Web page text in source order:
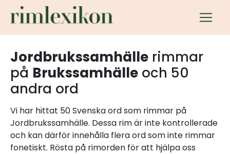
Jordbrukssamhälle rimmar
på Brukssamhälle och 50
andra ord
Vi har hittat 50 Svenska ord som rimmar på
Jordbrukssamhälle. Dessa rim är inte kontrollerade
och kan därför innehålla flera ord som inte rimmar
fonetiskt. Rösta på rimorden för att hjälpa oss